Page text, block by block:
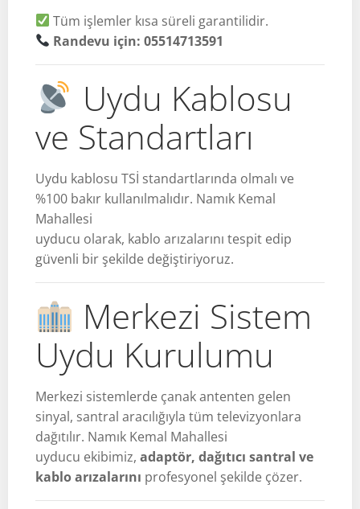
Tüm işlemler kısa süreli garantilidir.
Randevu için: 05514713591
Uydu Kablosu
ve Standartları
Uydu kablosu TSİ standartlarında olmalı ve
%100 bakır kullanılmalıdır. Namık Kemal
Mahallesi
uyducu olarak, kablo arızalarını tespit edip
güvenli bir şekilde değiştiriyoruz.
Merkezi Sistem
Uydu Kurulumu
Merkezi sistemlerde çanak antenten gelen
sinyal, santral aracılığıyla tüm televizyonlara
dağıtılır. Namık Kemal Mahallesi
uyducu ekibimiz, adaptör, dağıtıcı santral ve
kablo arızalarını profesyonel şekilde çözer.